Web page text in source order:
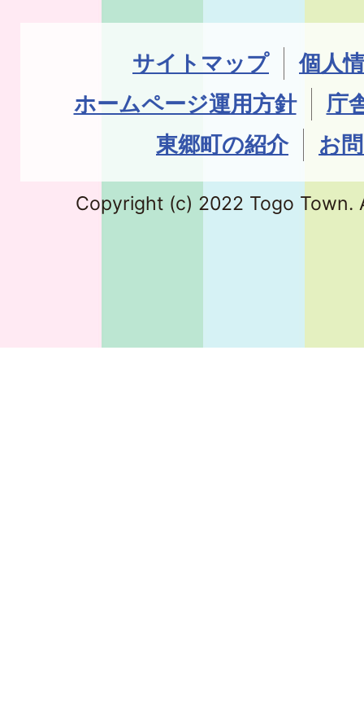
サイトマップ
個人
ホームページ運用方針
庁
東郷町の紹介
お
Copyright (c) 2022 Togo Town.